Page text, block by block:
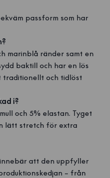
passform som har
marinblå ränder samt en
baktill och har en lös
och tidlöst
i?
och 5% elastan. Tyget
lätt stretch för extra
att den uppfyller
– från